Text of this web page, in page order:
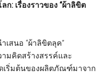
: เรื่องราวของ “ผ้าลิขิต
สนอ “ผ้าลิขิตลุค”
มคิดสร้างสรรค์และ
เริ่มต้นของผลิตภัณฑ์มาจาก